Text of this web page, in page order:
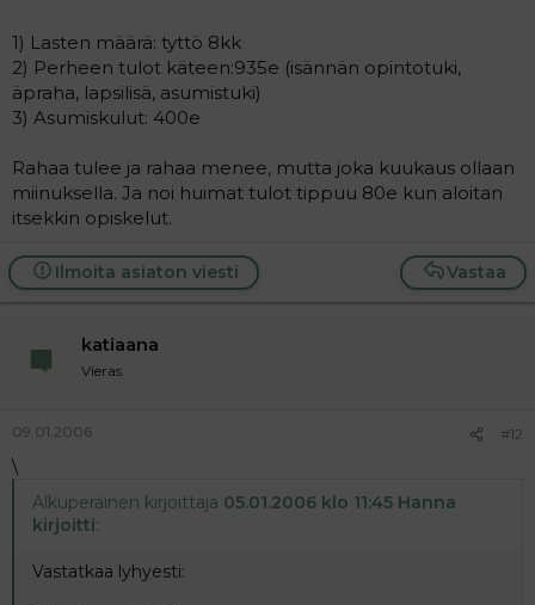
1) Lasten määrä: tyttö 8kk
2) Perheen tulot käteen:935e (isännän opintotuki,
äpraha, lapsilisä, asumistuki)
3) Asumiskulut: 400e
Rahaa tulee ja rahaa menee, mutta joka kuukaus ollaan
miinuksella. Ja noi huimat tulot tippuu 80e kun aloitan
itsekkin opiskelut.
Vastaa
Ilmoita asiaton viesti
katiaana
Vieras
09.01.2006 #12
\
Alkuperäinen kirjoittaja 05.01.2006 klo 11:45 Hanna
kirjoitti:
Vastatkaa lyhyesti: